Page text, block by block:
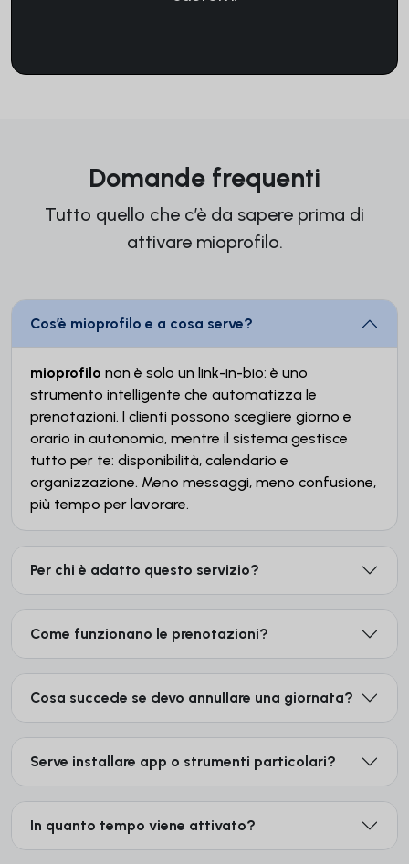
Domande frequenti
Tutto quello che c’è da sapere prima di
attivare mioprofilo.
Cos’è mioprofilo e a cosa serve?
mioprofilo non è solo un link-in-bio: è uno
strumento intelligente che automatizza le
prenotazioni. I clienti possono scegliere giorno e
orario in autonomia, mentre il sistema gestisce
tutto per te: disponibilità, calendario e
organizzazione. Meno messaggi, meno confusione,
più tempo per lavorare.
Per chi è adatto questo servizio?
Come funzionano le prenotazioni?
Cosa succede se devo annullare una giornata?
Serve installare app o strumenti particolari?
In quanto tempo viene attivato?